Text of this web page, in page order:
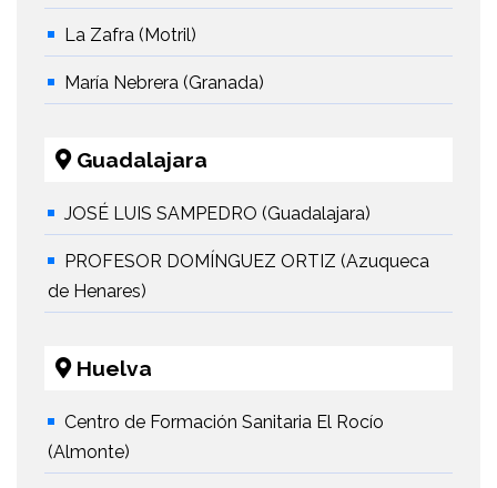
La Zafra (Motril)
María Nebrera (Granada)
Guadalajara
JOSÉ LUIS SAMPEDRO (Guadalajara)
PROFESOR DOMÍNGUEZ ORTIZ (Azuqueca
de Henares)
Huelva
Centro de Formación Sanitaria El Rocío
(Almonte)